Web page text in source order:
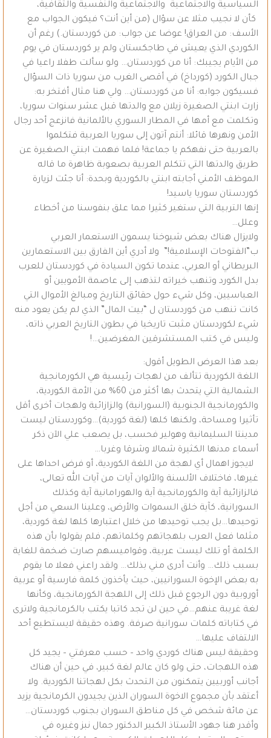
السياسية والاجتماعية والاجتماعية والنفسية والثقافية،
كأن لا نجيب مثلا عن سؤال (من أين أنت؟ فيكون الجواب مع
الأسف: من العراق! عوضا عن جواب: من كوردستان.) رغم أن
الكوردي الذي يعيش في طاجكستان ولم ير كوردستان في يوم
من الأيام يجيبك: أنا من كوردستان… ولو سألت طفلا راعيا في
جبال الكورد (كورداخ) في أقصى الغرب من سوريا ذات السؤال
فسيكون جوابه: أنا من كوردستان… ولي هنا مثال أفتخر به:
زارت ابنتي الصغيرة زيلان مع والدتها قبل عشر سنوات سوريا،
وتكلمت مع أمها في المطار السوري بالألمانية فانزعج أحد رجال
الأمن ونهرها قائلا: أنتم آتون إلى سوريا العربية فتكلموا
بالعربية حتى نفهكم يا جماعة! فلما فهمت ابنتي الصغيرة عن
طريق والدتها التي تتكلم العربية بصعوبة ظاهرة ما قاله
الموظف الأمني أجابته ابنتي بالكوردية وبحدة: أنا جئت لزيارة
كوردستان سوريا ياسيد!
إنها التربية التي ستغير كثيرا مما علق بنفوسنا من أخطاء
وعلل…
ولايزال هناك بعض شيوخنا يسمون الاستعمار العربي
ب”الفتوحات الإسلامية!” ولا أدري أين الفارق بين الاستعمارين
البريطاني أو العربي، عندما تكون السيادة في كوردستان للعرب
بدل الكورد وتنهب خيراته لتذهب إلى عاصمة الأمويين أو
العباسيين، وكل شيء حول حقائق التاريخ ومبالغ الأموال التي
كانت تنهب من كوردستان ل “بيت المال” الذي لم يكن يعود منه
شيء لكوردستان مثبت تاريخيا في بطون التاريخ العربي ذاته،
وليس في كتب المستشرقين المغرضين…!
بعد هذا العرض الطويل أقول:
اللغة الكوردية تتألف من لهجات رئيسية هي الكورمانجية
الشمالية التي يتحدث بها أكثر من 60% من الأمة الكوردية،
والكورمانجية الجنوبية (السورانية) والزازائية ولهجات أخرى أقل
تأثيرا ومساحة، ولكنها كلها (لغة كوردية)…وكوردستان ليست
مدينتا السليمانية وهولير فحسب، بل يصعب علي الآن ذكر
أسماء مدنها الكثيرة شمالا وشرقا وغربا…
لايجوز اهمال أي لهجة من اللغة الكوردية، أو فرض احداها على
غيرها، فاختلاف الألسنة والألوان آيات من آيات الله تعالى،
فالزازائية آية والكورمانجية آية والهورامانية آية وكذلك
السورانية، كآية خلق السموات والأرض، وعلينا السعي من أجل
توحيدها…بل يجب توحيدها من خلال اعتبارها كلها لغة كوردية،
مثلما فعل العرب بلهجاتهم وكلماتهم، فلم يقولوا بأن هذه
الكلمة أو تلك ليست عربية، وقواميسهم صارت ضخمة للغاية
بسبب ذلك… وأنت أدرى مني بذلك… ولقد راعني فعلا ما يقوم
به بعض الإخوة السورانيين، حيث يأخذون كلمة فارسية أو عربية
أوروبية دون الرجوع قبل ذلك إلى اللهجة الكورمانجية، وكأنها
لغة غريبة عنهم…في حين لن تجد كاتبا يكتب بالكرمانجية ولاترى
في كتاباته كلمات سورانية صرفة. وهذه حقيقة لايستطيع أحد
الالتفاف عليها…
وحقيقة ليس هناك كوردي واحد – حسب معرفتي – يجيد كل
هذه اللهجات، حتى ولو كان عالم لغة كبير، في حين أن هناك
أجانب أوربيين يتمكنون من التحدث بكل لهجاتنا الكوردية. ولا
أعتقد بأن مجموع الاخوة السوران الذين يجيدون الكرمانجية يزيد
عن مائة شخص في كل مناطق السوران بجنوب كوردستان…
وأقدر هنا جهود الأستاذ الكبير الدكتور جمال نبز وغيره في